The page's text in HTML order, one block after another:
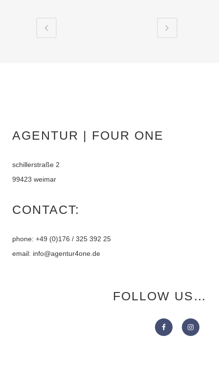
AGENTUR | FOUR ONE
schillerstraße 2
99423 weimar
CONTACT:
phone: +49 (0)176 / 325 392 25
email: info@agentur4one.de
FOLLOW US…